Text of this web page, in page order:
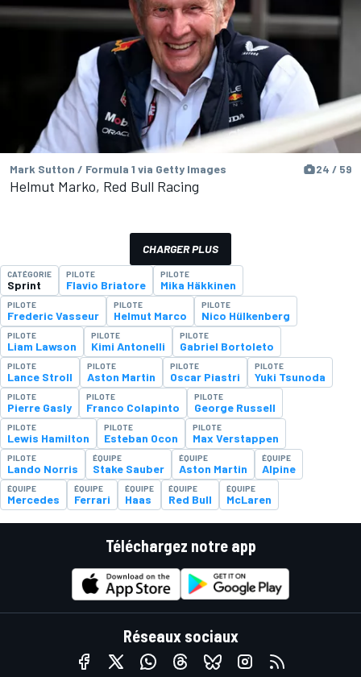
Mark Sutton / Formula 1 via Getty Images 24 / 59
Helmut Marko, Red Bull Racing
CHARGER PLUS
CATÉGORIE
Sprint
PILOTE
Flavio Briatore
PILOTE
Mika Häkkinen
PILOTE
Frederic Vasseur
PILOTE
Helmut Marco
PILOTE
Nico Hülkenberg
PILOTE
Liam Lawson
PILOTE
Kimi Antonelli
PILOTE
Gabriel Bortoleto
PILOTE
Lance Stroll
PILOTE
Aston Martin
PILOTE
Oscar Piastri
PILOTE
Yuki Tsunoda
PILOTE
Pierre Gasly
PILOTE
Franco Colapinto
PILOTE
George Russell
PILOTE
Lewis Hamilton
PILOTE
Esteban Ocon
PILOTE
Max Verstappen
PILOTE
Lando Norris
ÉQUIPE
Stake Sauber
ÉQUIPE
Aston Martin
ÉQUIPE
Alpine
ÉQUIPE
Mercedes
ÉQUIPE
Ferrari
ÉQUIPE
Haas
ÉQUIPE
Red Bull
ÉQUIPE
McLaren
Téléchargez notre app
Réseaux sociaux